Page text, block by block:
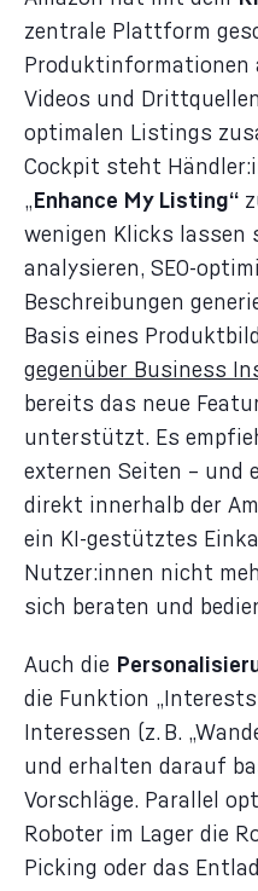
zentrale Plattform
Produktinformationen
Videos und
optimalen Listings
Cockpit steht
„Enhance My Listing“
wenigen Klicks lassen
analysieren, SEO-
Beschreibungen
Basis eines
gegenüber Business
bereits das neue
unterstützt. Es
externen Seiten – und
direkt innerhalb der
ein KI-gestütztes
Nutzer:innen nicht
sich beraten und
Auch die
die Funktion
Interessen (z. B.
und erhalten darauf
Vorschläge. Parallel
Roboter im Lager die
Picking oder das